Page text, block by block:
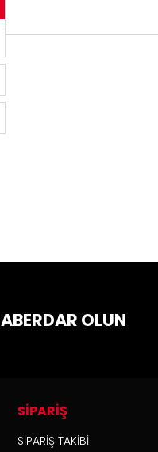
OLUN
SİPARİŞ
SİPARİŞ TAKİBİ